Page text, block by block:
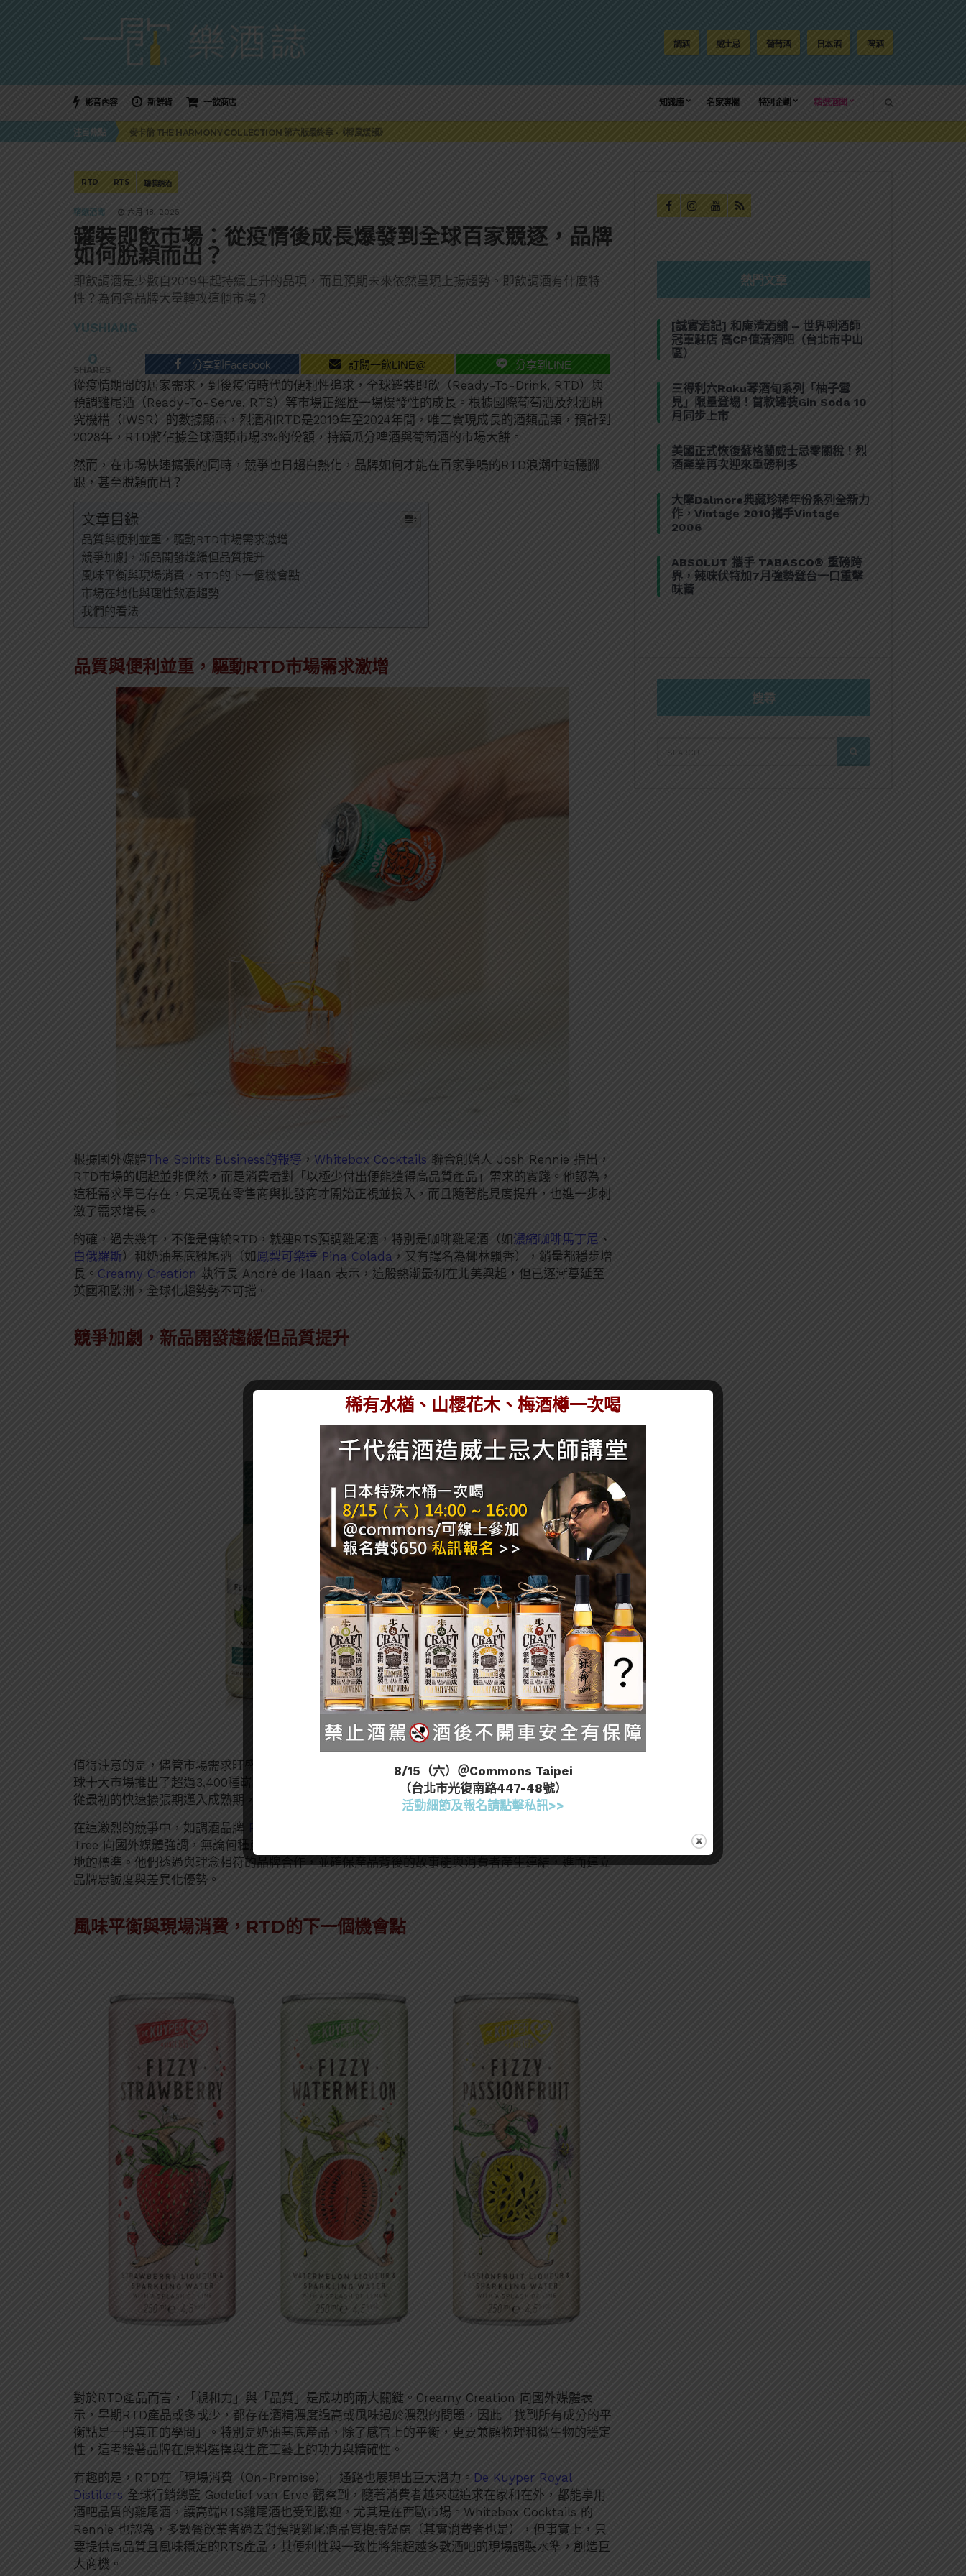
調酒 威士忌 葡萄酒 日本酒 啤酒
影音內容 新鮮貨 一飲商店 知識庫 名家專欄 特別企劃 精選酒聞
注目焦點
美國正式恢復蘇格蘭威士忌零關稅！烈酒產業再次迎來重磅利多
麥卡倫 THE HARMONY COLLECTION 第六版最終章 -《椰風煖韻》
角嗨尬炸物X爽快這一步，角瓶攜手頂呱呱 全新套餐限時登場
三得利六ROKU琴酒旬系列「柚子雪見」限量登場！首款罐裝GIN SODA 10月同步上市
美國正式恢復蘇格蘭威士忌零關稅！烈酒產業再次迎來重磅利多
麥卡倫 THE HARMONY COLLECTION 第六版最終章 -《椰風煖韻》
RTD RTS 罐裝調酒
精選酒聞 六月 18, 2025
罐裝即飲市場：從疫情後成長爆發到全球百家競逐，品牌
如何脫穎而出？
即飲調酒是少數自2019年起持續上升的品項，而且預期未來依然呈現上揚趨勢。即飲調酒有什麼特
性？為何各品牌大量轉攻這個市場？
YUSHIANG
0
SHARES 分享到Facebook 訂閱一飲LINE@ 分享到LINE
從疫情期間的居家需求，到後疫情時代的便利性追求，全球罐裝即飲（Ready-To-Drink, RTD）與
預調雞尾酒（Ready-To-Serve, RTS）等市場正經歷一場爆發性的成長。根據國際葡萄酒及烈酒研
究機構（IWSR）的數據顯示，烈酒和RTD是2019年至2024年間，唯二實現成長的酒類品類，預計到
2028年，RTD將佔據全球酒類市場3%的份額，持續瓜分啤酒與葡萄酒的市場大餅。
然而，在市場快速擴張的同時，競爭也日趨白熱化，品牌如何才能在百家爭鳴的RTD浪潮中站穩腳
跟，甚至脫穎而出？
文章目錄
品質與便利並重，驅動RTD市場需求激增
競爭加劇，新品開發趨緩但品質提升
風味平衡與現場消費，RTD的下一個機會點
市場在地化與理性飲酒趨勢
我們的看法
品質與便利並重，驅動RTD市場需求激增
根據國外媒體The Spirits Business的報導 ， Whitebox Cocktails 聯合創始人 Josh Rennie 指出，
RTD市場的崛起並非偶然，而是消費者對「以極少付出便能獲得高品質產品」需求的實踐。他認為，
這種需求早已存在，只是現在零售商與批發商才開始正視並投入，而且隨著能見度提升，也進一步刺
激了需求增長。
的確，過去幾年，不僅是傳統RTD，就連RTS預調雞尾酒，特別是咖啡雞尾酒（如 濃縮咖啡馬丁尼 、
白俄羅斯）和奶油基底雞尾酒（如 鳳梨可樂達 Pina Colada ，又有譯名為椰林飄香），銷量都穩步增
長。 Creamy Creation 執行長 André de Haan 表示，這股熱潮最初在北美興起，但已逐漸蔓延至
英國和歐洲，全球化趨勢勢不可擋。
競爭加劇，新品開發趨緩但品質提升
值得注意的是，儘管市場需求旺盛，RTD的新產品開發速度卻逐漸趨緩。IWSR數據顯示，2021年全
球十大市場推出了超過3,400種嶄新的RTD產品，但到了2024年已降至1,800種。這反映出市場正在
從最初的快速擴張期邁入成熟期，各家品牌也更注重產品的品質與差異化。
在這激烈的競爭中，如調酒品牌
Tree 向國外媒體強調，無論何種產品，只要冠上 Fever-Tree 的品牌，都必須符合其高品質原料和產
地的標準。他們透過與理念相符的品牌合作，並確保產品背後的故事能與消費者產生連結，進而建立
品牌忠誠度與差異化優勢。
風味平衡與現場消費，RTD的下一個機會點
對於RTD產品而言，「親和力」與「品質」是成功的兩大關鍵。Creamy Creation 向國外媒體表
示，早期RTD產品或多或少，都存在酒精濃度過高或風味過於濃烈的問題，因此「找到所有成分的平
衡點是一門真正的學問」。特別是奶油基底產品，除了感官上的平衡，更要兼顧物理和微生物的穩定
性，這考驗著品牌在原料選擇與生產工藝上的功力與精確性。
有趣的是，RTD在「現場消費（On-Premise）」通路也展現出巨大潛力。 De Kuyper Royal
Distillers 全球行銷總監 Godelief van Erve 觀察到，隨著消費者越來越追求在家和在外，都能享用
酒吧品質的雞尾酒，讓高端RTS雞尾酒也受到歡迎，尤其是在西歐市場。Whitebox Cocktails 的
Rennie 也認為，多數餐飲業者過去對預調雞尾酒品質抱持疑慮（其實消費者也是），但事實上，只
要提供高品質且風味穩定的RTS產品，其便利性與一致性將能超越多數酒吧的現場調製水準，創造巨
大商機。
熱門文章
[誠實酒記] 和庵清酒舖 – 世界唎酒師
冠軍駐店 高CP值清酒吧（台北市中山
區）
三得利六Roku琴酒旬系列「柚子雪
見」限量登場！首款罐裝Gin Soda 10
月同步上市
美國正式恢復蘇格蘭威士忌零關稅！烈
酒產業再次迎來重磅利多
大摩Dalmore典藏珍稀年份系列全新力
作，Vintage 2010攜手Vintage
2006
ABSOLUT 攜手 TABASCO® 重磅跨
界，辣味伏特加7月強勢登台一口重擊
味蕾
搜尋
FOR:
SEARCH
稀有水楢、山櫻花木、梅酒樽一次喝
8/15（六）＠Commons Taipei
（台北市光復南路447-48號）
活動細節及報名請點擊私訊>>